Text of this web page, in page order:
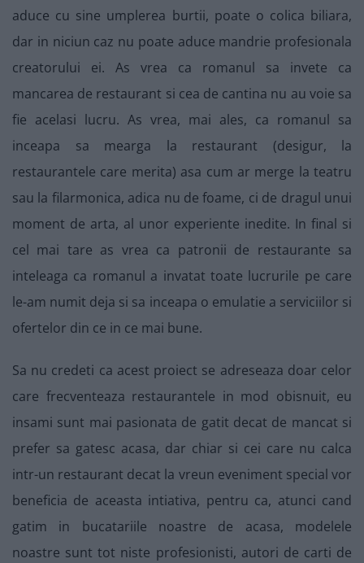
aduce cu sine umplerea burtii, poate o colica biliara,
dar in niciun caz nu poate aduce mandrie profesionala
creatorului ei. As vrea ca romanul sa invete ca
mancarea de restaurant si cea de cantina nu au voie sa
fie acelasi lucru. As vrea, mai ales, ca romanul sa
inceapa sa mearga la restaurant (desigur, la
restaurantele care merita) asa cum ar merge la teatru
sau la filarmonica, adica nu de foame, ci de dragul unui
moment de arta, al unor experiente inedite. In final si
cel mai tare as vrea ca patronii de restaurante sa
inteleaga ca romanul a invatat toate lucrurile pe care
le-am numit deja si sa inceapa o emulatie a serviciilor si
ofertelor din ce in ce mai bune.
Sa nu credeti ca acest proiect se adreseaza doar celor
care frecventeaza restaurantele in mod obisnuit, eu
insami sunt mai pasionata de gatit decat de mancat si
prefer sa gatesc acasa, dar chiar si cei care nu calca
intr-un restaurant decat la vreun eveniment special vor
beneficia de aceasta intiativa, pentru ca, atunci cand
gatim in bucatariile noastre de acasa, modelele
noastre sunt tot niste profesionisti, autori de carti de